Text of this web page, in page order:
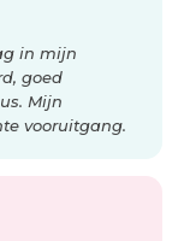
in mijn
goed
Mijn
vooruitgang.